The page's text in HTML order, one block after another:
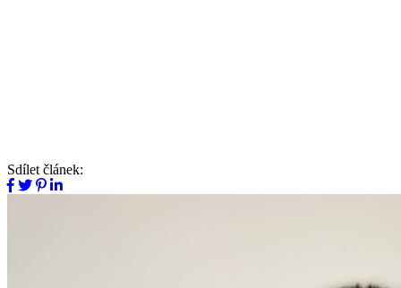
Sdílet článek: